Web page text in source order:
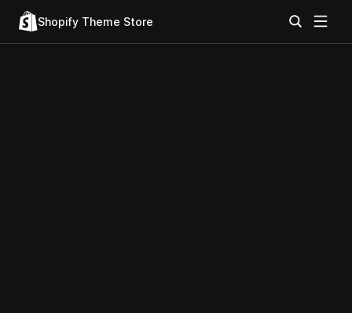
Shopify Theme Store